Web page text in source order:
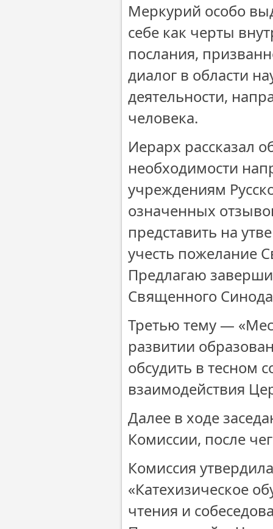
Меркурий особо
себе как черты
послания,
диалог в области
деятельности,
человека.
Иерарх рассказал
необходимости
учреждениям
означенных
представить на
учесть пожелание
Предлагаю
Священного
Третью тему —
развитии
обсудить в тесном
взаимодействия
Далее в ходе
Комиссии, после
Комиссия
«Катехизическое
чтения и